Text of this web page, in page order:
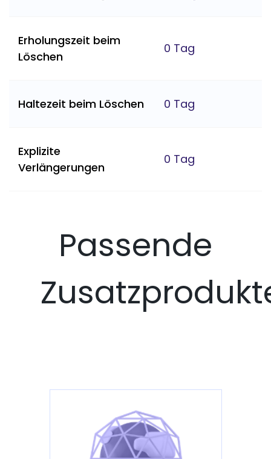
Erholungszeit beim
Löschen
0 Tag
Haltezeit beim Löschen 0 Tag
Explizite
Verlängerungen
0 Tag
Passende